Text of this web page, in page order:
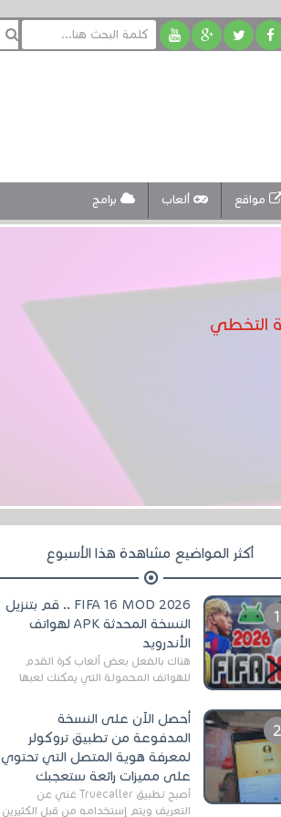
مواقع ألعاب برامج
أكثر المواضيع مشاهدة هذا الأسبوع
FIFA 16 MOD 2026 .. قم بتنزيل
النسخة المحدثة APK لهواتف
الأندرويد
هناك بالفعل بعض ألعاب كرة القدم
للهواتف المحمولة التي يمكنك لعبها
مثل EA Sports ...
أحصل الآن على النسخة
المدفوعة من تطبيق تروكولر
لمعرفة هوية المتصل التي تحتوي
على مميزات رائعة ستعجبك
أصبح تطبيق Truecaller غني عن
التعريف ويتم إستخدامه من قبل الكثيرين